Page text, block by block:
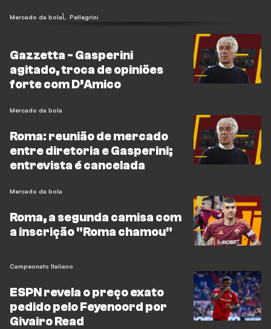
Mercado da bolaL. Pellegrini
Gazzetta - Gasperini
agitado, troca de opiniões
forte com D’Amico
Mercado da bola
Roma: reunião de mercado
entre diretoria e Gasperini;
entrevista é cancelada
Mercado da bola
Roma, a segunda camisa com
a inscrição "Roma chamou"
Campeonato Italiano
ESPN revela o preço exato
pedido pelo Feyenoord por
Givairo Read